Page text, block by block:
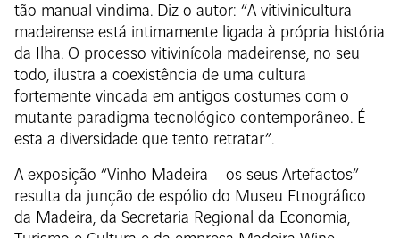
tão manual vindima. Diz o autor: “A vitivinicultura
madeirense está intimamente ligada à própria história
da Ilha. O processo vitivinícola madeirense, no seu
todo, ilustra a coexistência de uma cultura
fortemente vincada em antigos costumes com o
mutante paradigma tecnológico contemporâneo. É
esta a diversidade que tento retratar”.
A exposição “Vinho Madeira – os seus Artefactos”
resulta da junção de espólio do Museu Etnográfico
da Madeira, da Secretaria Regional da Economia,